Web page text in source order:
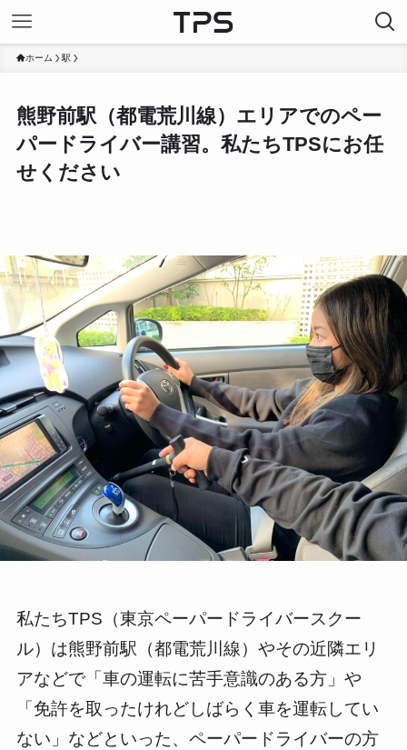
ホーム 駅
熊野前駅（都電荒川線）エリアでのペー
パードライバー講習。私たちTPSにお任
せください
私たちTPS（東京ペーパードライバースクー
ル）は熊野前駅（都電荒川線）やその近隣エリ
アなどで「車の運転に苦手意識のある方」や
「免許を取ったけれどしばらく車を運転してい
ない」などといった、ペーパードライバーの方